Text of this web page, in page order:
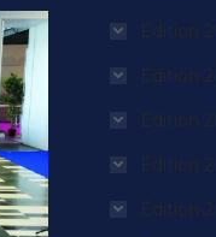
Édition
Édition
Édition
Édition
Édition